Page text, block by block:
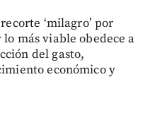
‘milagro’ por
más viable obedece a
del gasto,
económico y